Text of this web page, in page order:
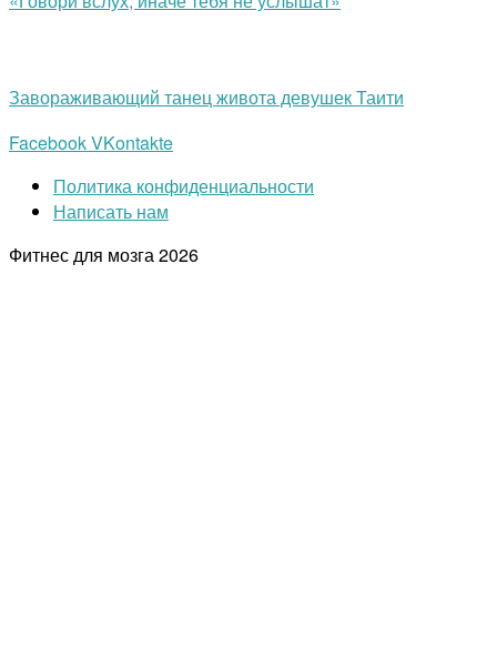
Завораживающий танец живота девушек Таити
FacebookVKontakte
Политика конфиденциальности
Написать нам
Фитнес для мозга2026